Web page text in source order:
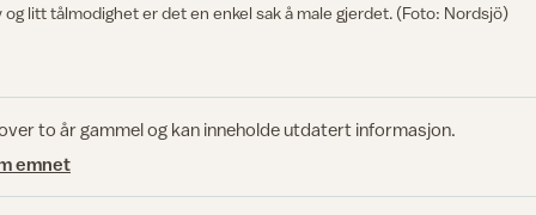
litt tålmodighet er det en enkel sak å male gjerdet. (Foto: Nordsjö)
to år gammel og kan inneholde utdatert informasjon.
emnet